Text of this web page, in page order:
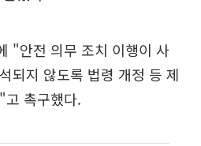
"안전 의무 조치 이행이 사
되지 않도록 법령 개정 등 제
고 촉구했다.